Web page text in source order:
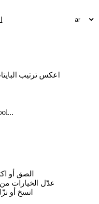
اعكس ترتيب
الصق أو
عدّل الخيارات
انسخ أو